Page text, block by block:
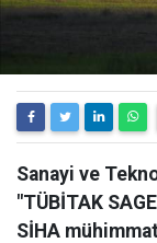
Sanayi ve
"TÜBİTAK
SİHA